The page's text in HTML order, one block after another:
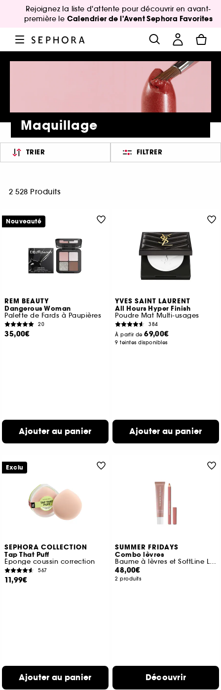
Rejoignez la liste d'attente pour découvrir en avant-
première le Calendrier de l'Avent Sephora Favorites
Maquillage
TRIER FILTRER
2 528 Produits
REM BEAUTY
Dangerous Woman
Palette de Fards à Paupières
20
35,00€
Ajouter au panier
Nouveauté
YVES SAINT LAURENT
All Hours Hyper Finish
Poudre Mat Multi-usages
384
À partir de69,00€
9 teintes disponibles
Ajouter au panier
SEPHORA COLLECTION
Tap That Puff
Éponge coussin correction
567
11,99€
Ajouter au panier
Exclu
SUMMER FRIDAYS
Combo lèvres
Baume à lèvres et SoftLine Lip Liner
48,00€
2 produits
Découvrir